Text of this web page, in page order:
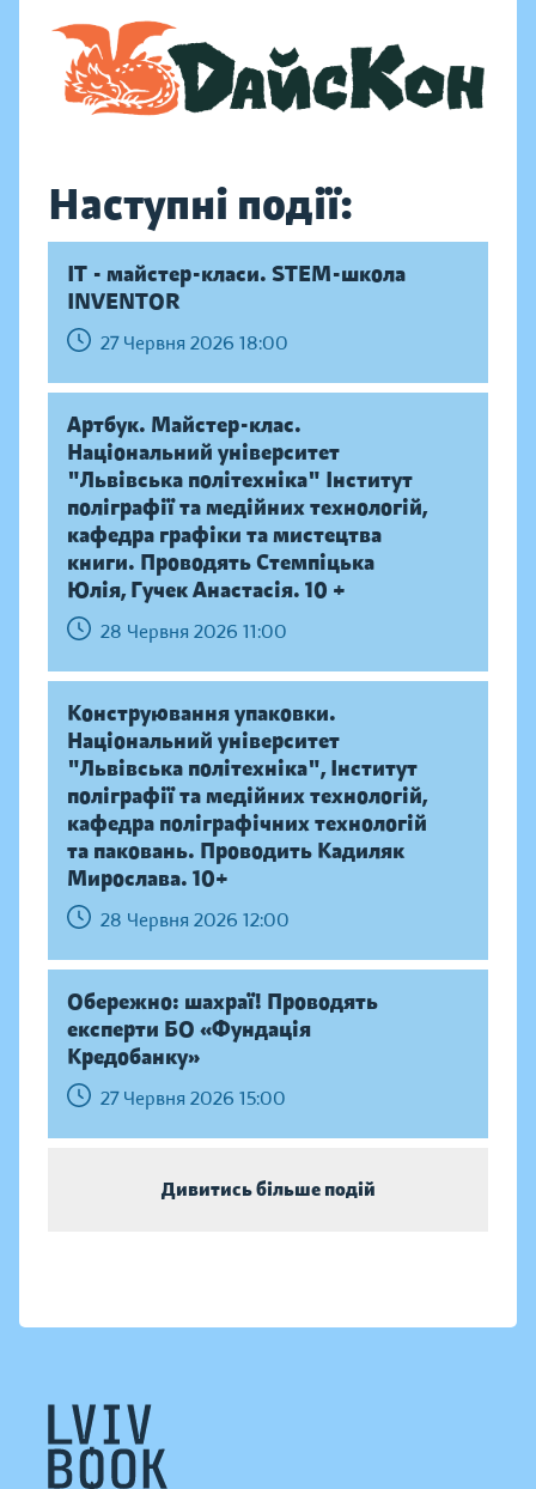
Наступні події:
IT - майстер-класи. STEM-школа
INVENTOR
27 Червня 2026 18:00
Артбук. Майстер-клас.
Національний університет
"Львівська політехніка" Інститут
поліграфії та медійних технологій,
кафедра графіки та мистецтва
книги. Проводять Стемпіцька
Юлія, Гучек Анастасія. 10 +
28 Червня 2026 11:00
Конструювання упаковки.
Національний університет
"Львівська політехніка", Інститут
поліграфії та медійних технологій,
кафедра поліграфічних технологій
та паковань. Проводить Кадиляк
Мирослава. 10+
28 Червня 2026 12:00
Обережно: шахраї! Проводять
експерти БО «Фундація
Кредобанку»
27 Червня 2026 15:00
Дивитись більше подій